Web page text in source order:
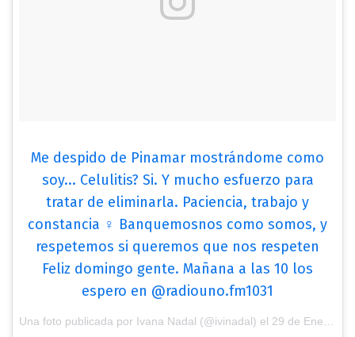
Me despido de Pinamar mostrándome como
soy... Celulitis? Si. Y mucho esfuerzo para
tratar de eliminarla. Paciencia, trabajo y
constancia ♀️ Banquemosnos como somos, y
respetemos si queremos que nos respeten
Feliz domingo gente. Mañana a las 10 los
espero en @radiouno.fm1031
Una foto publicada por Ivana Nadal (@ivinadal) el 29 de Ene de 2017 a la(s) 4:08 PST